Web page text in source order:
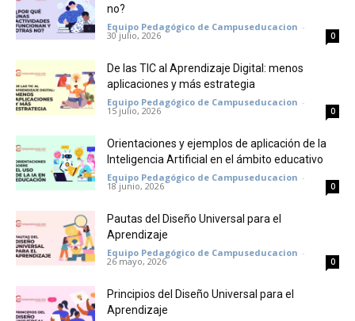
no?
Equipo Pedagógico de Campuseducacion -
30 julio, 2026 0
De las TIC al Aprendizaje Digital: menos
aplicaciones y más estrategia
Equipo Pedagógico de Campuseducacion -
15 julio, 2026 0
Orientaciones y ejemplos de aplicación de la
Inteligencia Artificial en el ámbito educativo
Equipo Pedagógico de Campuseducacion -
18 junio, 2026 0
Pautas del Diseño Universal para el
Aprendizaje
Equipo Pedagógico de Campuseducacion -
26 mayo, 2026 0
Principios del Diseño Universal para el
Aprendizaje